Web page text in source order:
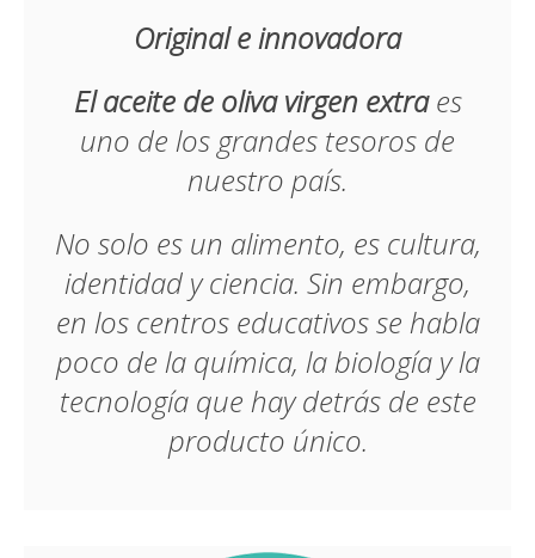
Original e innovadora
El aceite de oliva virgen extraes
uno de los grandes tesoros de
nuestro país.
No solo es un alimento, es cultura,
identidad y ciencia. Sin embargo,
en los centros educativos se habla
poco de la química, la biología y la
tecnología que hay detrás de este
producto único.